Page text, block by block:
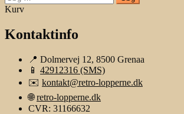
efter:
Kurv
Kontaktinfo
📍 Dolmervej 12, 8500 Grenaa
📱 42912316 (SMS)
✉️ kontakt@retro-lopperne.dk
🌐retro-lopperne.dk
CVR: 31166632